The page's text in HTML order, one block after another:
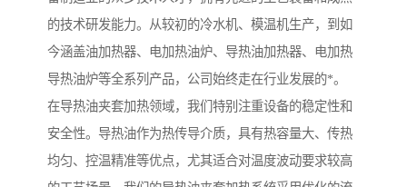
的技术研发能力。从较初的冷水机、模温机生产，到如
今涵盖油加热器、电加热油炉、导热油加热器、电加热
导热油炉等全系列产品，公司始终走在行业发展的*。
在导热油夹套加热领域，我们特别注重设备的稳定性和
安全性。导热油作为热传导介质，具有热容量大、传热
均匀、控温精准等优点，尤其适合对温度波动要求较高